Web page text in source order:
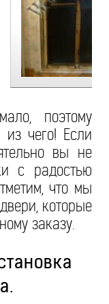
поэтому
из чего! Если
вы не
с радостью
что мы
которые
заказу.